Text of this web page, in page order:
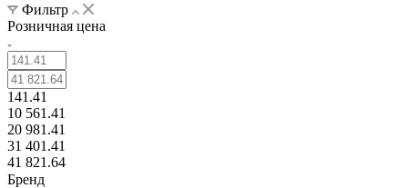
Фильтр
Розничная цена
141.41
10 561.41
20 981.41
31 401.41
41 821.64
Бренд